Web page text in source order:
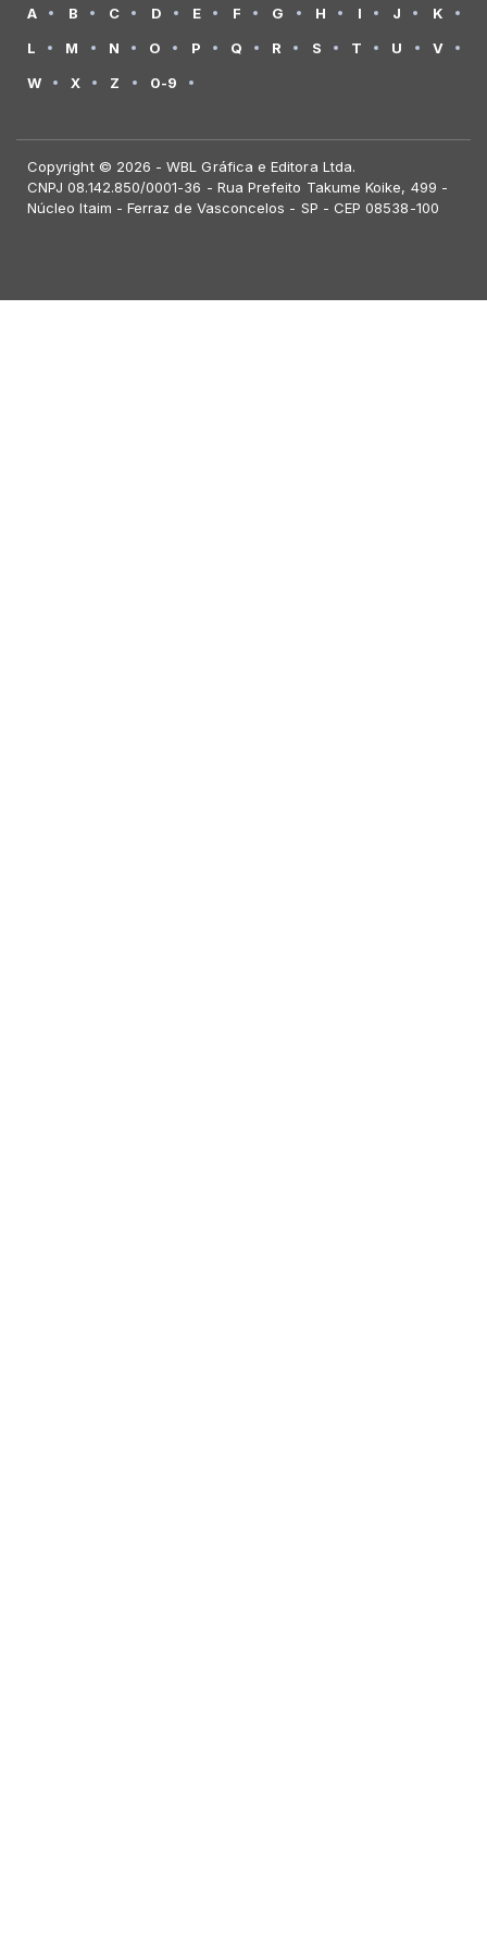
A B C D E F G H I J
K
L
M N O P Q R S T U
V
W
X Z 0-9
Copyright © 2026 - WBL Gráfica e Editora Ltda.
CNPJ 08.142.850/0001-36 - Rua Prefeito Takume Koike, 499 -
Núcleo Itaim - Ferraz de Vasconcelos - SP - CEP 08538-100